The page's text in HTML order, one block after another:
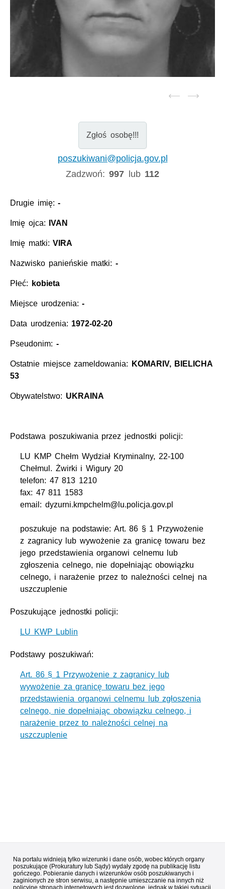
Zgłoś osobę!!!
poszukiwani@policja.gov.pl
Zadzwoń:997 lub 112
Drugie imię:-
Imię ojca: IVAN
Imię matki:VIRA
Nazwisko panieńskie matki: -
Płeć: kobieta
Miejsce urodzenia:-
Data urodzenia: 1972-02-20
Pseudonim: -
Ostatnie miejsce zameldowania:
KOMARIV, BIELICHA
53
Obywatelstwo: UKRAINA
Podstawa poszukiwania przez jednostki policji:
LU KMP Chełm Wydział Kryminalny, 22-100
Chełmul. Żwirki i Wigury 20
telefon: 47 813 1210
fax: 47 811 1583
email: dyzurni.kmpchelm@lu.policja.gov.pl
poszukuje na podstawie: Art. 86 § 1 Przywożenie
z zagranicy lub wywożenie za granicę towaru bez
jego przedstawienia organowi celnemu lub
zgłoszenia celnego, nie dopełniając obowiązku
celnego, i narażenie przez to należności celnej na
uszczuplenie
Poszukujące jednostki policji:
LU KWP Lublin
Podstawy poszukiwań:
Art. 86 § 1 Przywożenie z zagranicy lub
wywożenie za granicę towaru bez jego
przedstawienia organowi celnemu lub zgłoszenia
celnego, nie dopełniając obowiązku celnego, i
narażenie przez to należności celnej na
uszczuplenie
Na portalu widnieją tylko wizerunki i dane osób, wobec których organy
poszukujące (Prokuratury lub Sądy) wydały zgodę na publikację listu
gończego. Pobieranie danych i wizerunków osób poszukiwanych i
zaginionych ze stron serwisu, a następnie umieszczanie na innych niż